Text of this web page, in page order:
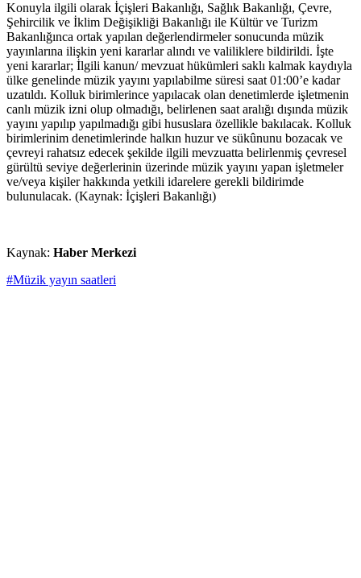
Konuyla ilgili olarak İçişleri Bakanlığı, Sağlık Bakanlığı, Çevre,
Şehircilik ve İklim Değişikliği Bakanlığı ile Kültür ve Turizm
Bakanlığınca ortak yapılan değerlendirmeler sonucunda müzik
yayınlarına ilişkin yeni kararlar alındı ve valiliklere bildirildi. İşte
yeni kararlar; İlgili kanun/ mevzuat hükümleri saklı kalmak kaydıyla
ülke genelinde müzik yayını yapılabilme süresi saat 01:00’e kadar
uzatıldı. Kolluk birimlerince yapılacak olan denetimlerde işletmenin
canlı müzik izni olup olmadığı, belirlenen saat aralığı dışında müzik
yayını yapılıp yapılmadığı gibi hususlara özellikle bakılacak. Kolluk
birimlerinim denetimlerinde halkın huzur ve sükûnunu bozacak ve
çevreyi rahatsız edecek şekilde ilgili mevzuatta belirlenmiş çevresel
gürültü seviye değerlerinin üzerinde müzik yayını yapan işletmeler
ve/veya kişiler hakkında yetkili idarelere gerekli bildirimde
bulunulacak. (Kaynak: İçişleri Bakanlığı)
Kaynak: Haber Merkezi
#Müzik yayın saatleri